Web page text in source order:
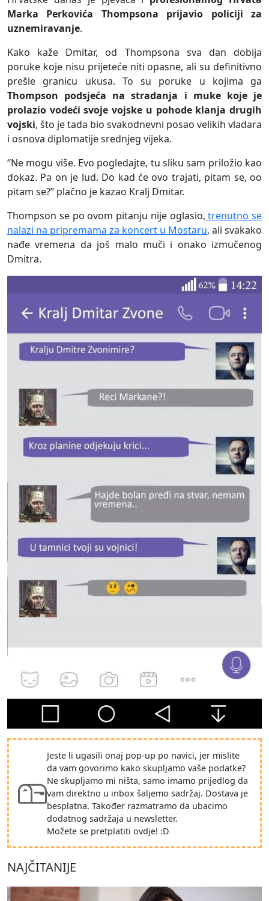
Marka Perkovića Thompsona prijavio policiji za
uznemiravanje.
Kako kaže Dmitar, od Thompsona sva dan dobija
poruke koje nisu prijeteće niti opasne, ali su definitivno
prešle granicu ukusa. To su poruke u kojima ga
Thompson podsjeća na stradanja i muke koje je
prolazio vodeći svoje vojske u pohode klanja drugih
vojski, što je tada bio svakodnevni posao velikih vladara
i osnova diplomatije srednjeg vijeka.
‘’Ne mogu više. Evo pogledajte, tu sliku sam priložio kao
dokaz. Pa on je lud. Do kad će ovo trajati, pitam se, oo
pitam se?’’ plačno je kazao Kralj Dmitar.
Thompson se po ovom pitanju nije oglasio, trenutno se
nalazi na pripremama za koncert u Mostaru, ali svakako
nađe vremena da još malo muči i onako izmučenog
Dmitra.
Jeste li ugasili onaj pop-up po navici, jer mislite
da vam govorimo kako skupljamo vaše podatke?
Ne skupljamo mi ništa, samo imamo prijedlog da
vam direktno u inbox šaljemo sadržaj. Dostava je
besplatna. Također razmatramo da ubacimo
dodatnog sadržaja u newsletter.
Možete se pretplatiti ovdje! :D
NAJČITANIJE